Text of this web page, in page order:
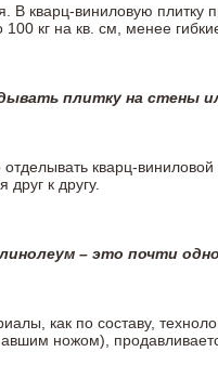
В кварц-виниловую
кг на кв. см, менее
плитку на стены
кварц-
к другу.
– это почти
как по составу,
ножом),